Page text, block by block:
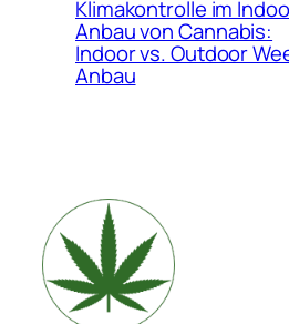
Klimakontrolle im
Anbau von Cannabis:
Indoor vs. Outdoor
Anbau